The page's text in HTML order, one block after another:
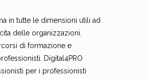
in tutte le dimensioni utili ad
delle organizzazioni.
di formazione e
Digital4PRO
per i professionisti